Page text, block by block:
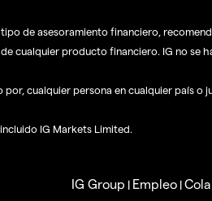
de asesoramiento financiero,
cualquier producto financiero. IG no se
cualquier persona en cualquier país o
IG Markets Limited.
IG Group | Empleo |